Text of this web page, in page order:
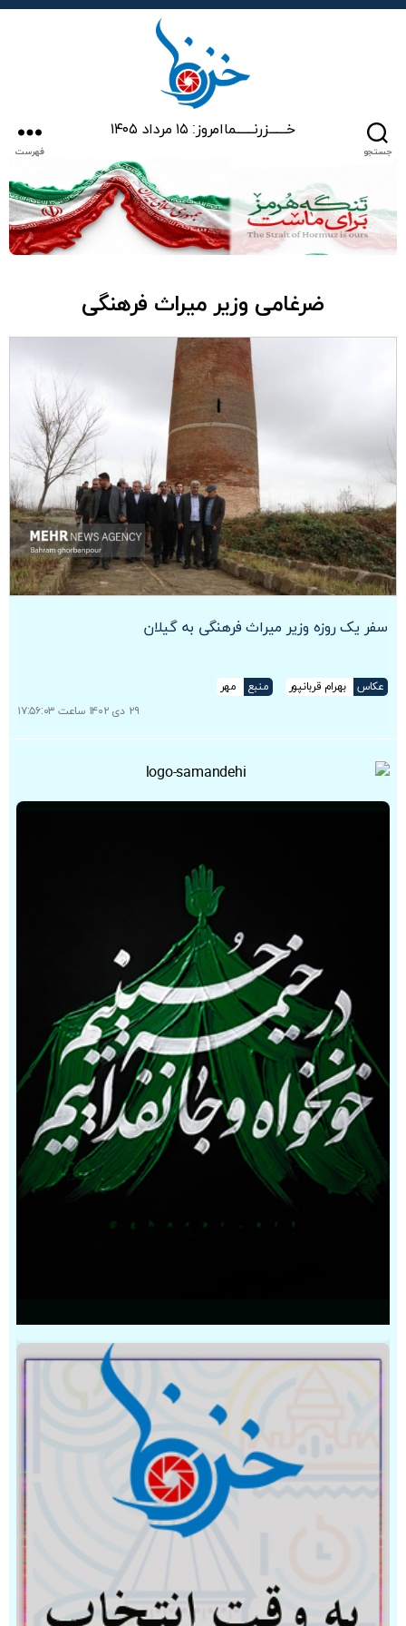
جستجو
خـــــــزرنـــــــماامروز: ۱۵ مرداد ۱۴۰۵
فهرست
ضرغامی وزیر میراث فرهنگی
سفر یک روزه وزیر میراث فرهنگی به گیلان
عکاس بهرام قربانپور منبع
مهر
۲۹ دی ۱۴۰۲ ساعت ۱۷:۵۶:۰۳